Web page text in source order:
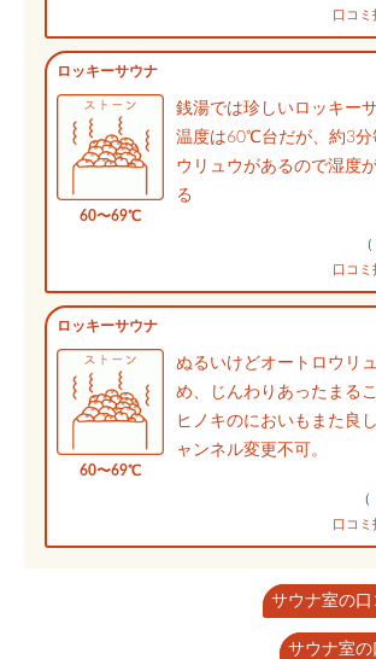
口コミ
ロッキーサウナ
60〜69℃
銭湯では珍しいロッキー
温度は60℃台だが、約3分
ウリュウがあるので湿度
る
（
口コミ
ロッキーサウナ
60〜69℃
ぬるいけどオートロウリ
め、じんわりあったまる
ヒノキのにおいもまた良
ャンネル変更不可。
（
口コミ
サウナ室の
サウナ室の